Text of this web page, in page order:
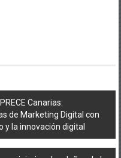
Canarias:
de Marketing Digital con
y la innovación digital